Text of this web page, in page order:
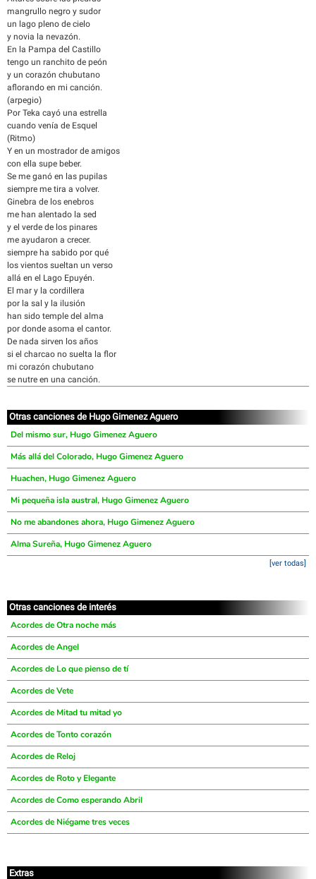
mangrullo negro y sudor
un lago pleno de cielo
y novia la nevazón.
En la Pampa del Castillo
tengo un ranchito de peón
y un corazón chubutano
aflorando en mi canción.
(arpegio)
Por Teka cayó una estrella
cuando venía de Esquel
(Ritmo)
Y en un mostrador de amigos
con ella supe beber.
Se me ganó en las pupilas
siempre me tira a volver.
Ginebra de los enebros
me han alentado la sed
y el verde de los pinares
me ayudaron a crecer.
siempre ha sabido por qué
los vientos sueltan un verso
allá en el Lago Epuyén.
El mar y la cordillera
por la sal y la ilusión
han sido temple del alma
por donde asoma el cantor.
De nada sirven los años
si el charcao no suelta la flor
mi corazón chubutano
se nutre en una canción.
Otras canciones de Hugo Gimenez Aguero
Del mismo sur, Hugo Gimenez Aguero
Más allá del Colorado, Hugo Gimenez Aguero
Huachen, Hugo Gimenez Aguero
Mi pequeña isla austral, Hugo Gimenez Aguero
No me abandones ahora, Hugo Gimenez Aguero
Alma Sureña, Hugo Gimenez Aguero
[ver todas]
Otras canciones de interés
Acordes de Otra noche más
Acordes de Angel
Acordes de Lo que pienso de tí
Acordes de Vete
Acordes de Mitad tu mitad yo
Acordes de Tonto corazón
Acordes de Reloj
Acordes de Roto y Elegante
Acordes de Como esperando Abril
Acordes de Niégame tres veces
Extras